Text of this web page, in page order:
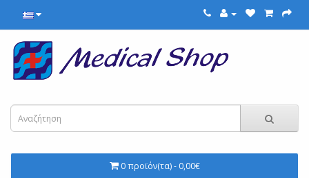
0 προϊόν(τα) - 0,00€